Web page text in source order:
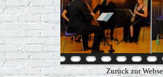
Zurück zur